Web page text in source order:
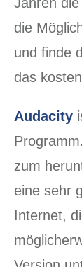
die
und finde
das
Audacity
zum
eine sehr
Internet,